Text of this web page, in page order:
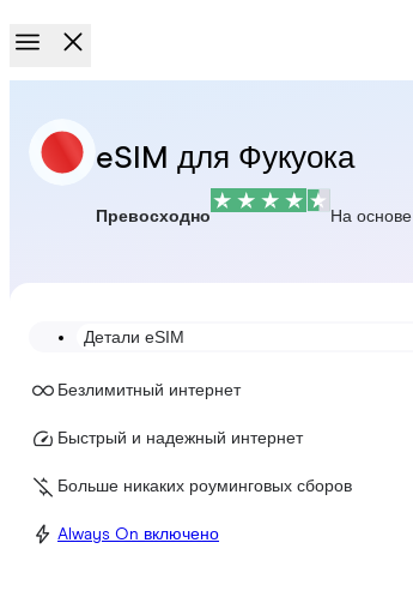
eSIM для Фукуока
Превосходно На основе
Детали eSIM
Безлимитный интернет
Быстрый и надежный интернет
Больше никаких роуминговых сборов
Always On включено